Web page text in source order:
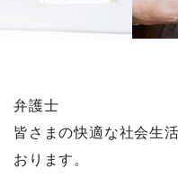
弁護士
皆さまの快適な社会生
おります。